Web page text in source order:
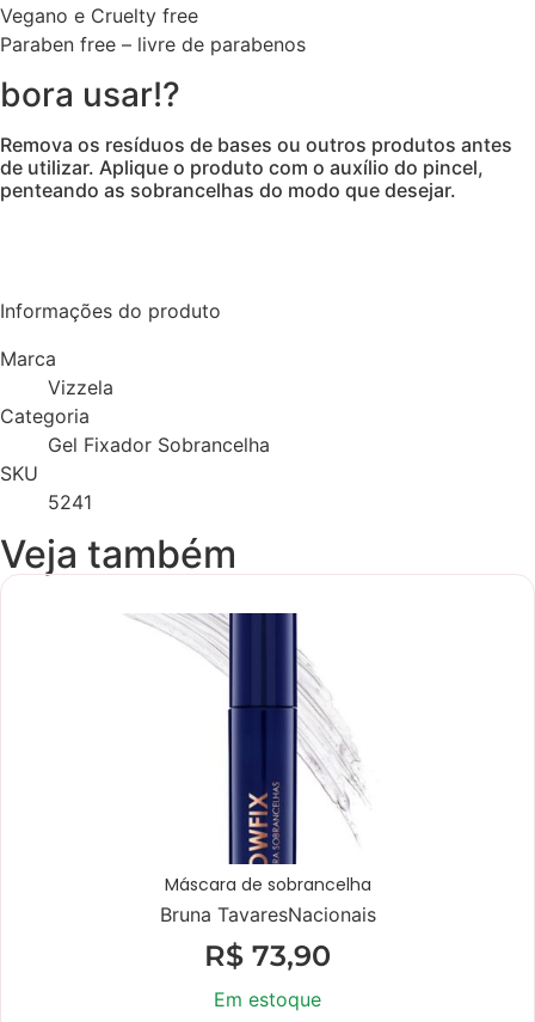
Vegano e Cruelty free
Paraben free – livre de parabenos
bora usar!?
Remova os resíduos de bases ou outros produtos antes
de utilizar. Aplique o produto com o auxílio do pincel,
penteando as sobrancelhas do modo que desejar.
Informações do produto
Marca
Vizzela
Categoria
Gel Fixador Sobrancelha
SKU
5241
Veja também
Máscara de sobrancelha
Bruna TavaresNacionais
R$ 73,90
Em estoque